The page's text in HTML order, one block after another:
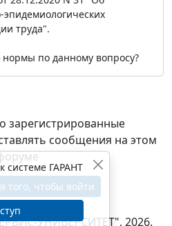
труда".
нормы по данному вопросу?
зарегистрированные
сообщения на этом
того, чтобы войти
УНИВЕРСИТЕТ", 2026.
системе ГАРАНТ